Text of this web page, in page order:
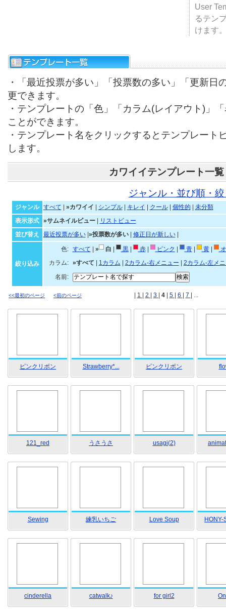
User
るテン
けます
・「最近投票が多い」「投票数の多い」「更新日
更できます。
・テンプレートの「色」「カラム(レイアウト)」
ことができます。
・テンプレート名をクリックするとテンプレート
します。
カワイイテンプレート一覧
ジャンル・並び順・
ジャンル すべて »カワイイ シンプル| キレイ クール| 個性的
未分類
表示形式
»サムネイルビュー|
リストビュー
並び替え
最近投票が多い| »投票数が多い| 修正日が新しい|
絞り込み
色: すべて » 白 黒| 赤| ピンク 青| 黄|
カラム:
»すべて 1カラム 2カラム-右メニュー
2カラム-左メ
名前:
<<最初のページ <前のページ 1 2 3 4 5 6 7 | ...
ピンクリボン Strawberry*... ピンクリボン
121_red うさうさ usagi(2)
Sewing 練乳いちご Love Soup HONY-
cinderella catwalk♪ for girl2